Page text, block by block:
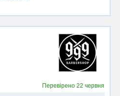
Перевірено22 червня